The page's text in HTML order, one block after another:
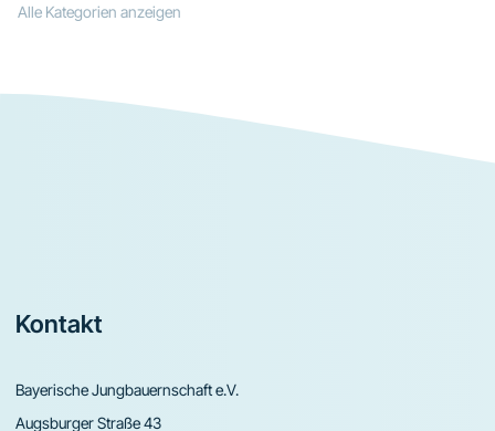
Alle Kategorien anzeigen
Footer
Kontakt
Bayerische Jungbauernschaft e.V.
Augsburger Straße 43